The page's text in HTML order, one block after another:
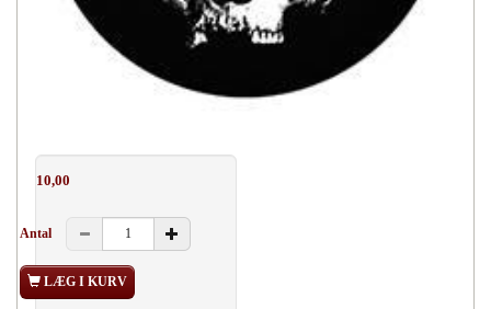
10,00
Antal
LÆG I KURV